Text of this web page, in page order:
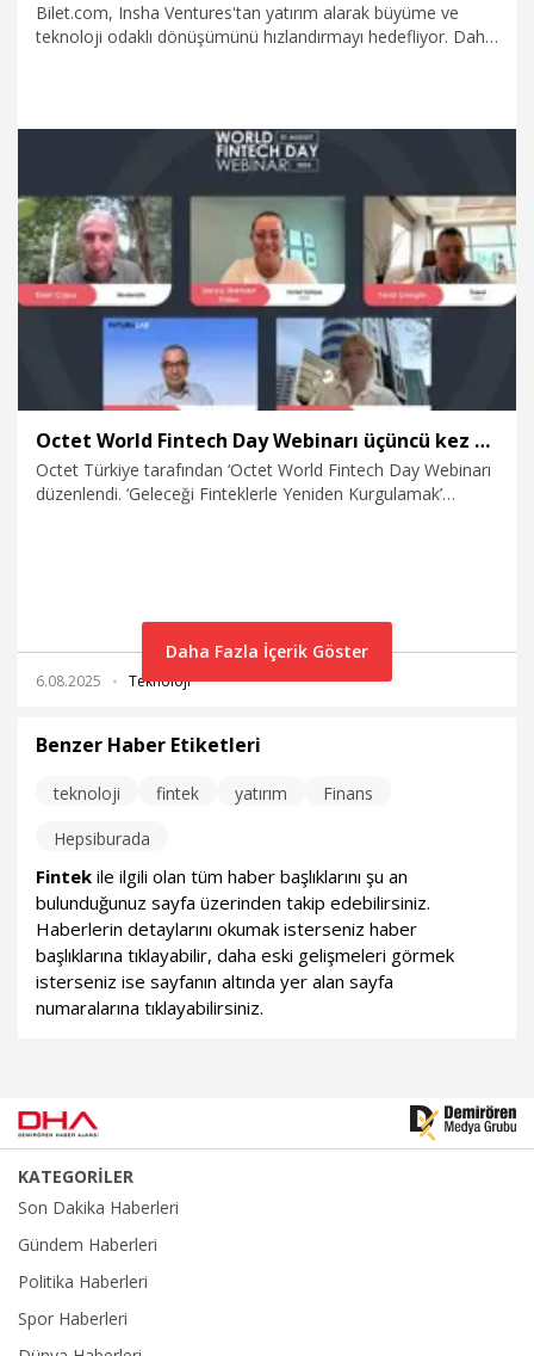
Bilet.com, Insha Ventures'tan yatırım alarak büyüme ve
teknoloji odaklı dönüşümünü hızlandırmayı hedefliyor. Daha
15.08.2025 Kurumsal
Octet World Fintech Day Webinarı üçüncü kez gerçekleştirildi
Octet Türkiye tarafından ‘Octet World Fintech Day Webinarı
düzenlendi. ‘Geleceği Finteklerle Yeniden Kurgulamak’
6.08.2025 Teknoloji
Daha Fazla İçerik Göster
Benzer Haber Etiketleri
teknoloji fintek yatırım
Finans
Hepsiburada
Fintek ile ilgili olan tüm haber başlıklarını şu an
bulunduğunuz sayfa üzerinden takip edebilirsiniz.
Haberlerin detaylarını okumak isterseniz haber
başlıklarına tıklayabilir, daha eski gelişmeleri görmek
isterseniz ise sayfanın altında yer alan sayfa
numaralarına tıklayabilirsiniz.
KATEGORİLER
Son Dakika Haberleri
Gündem Haberleri
Politika Haberleri
Spor Haberleri